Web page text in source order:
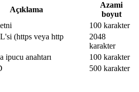
Açıklama
Azami
boyut
100 karakter
(https veya http
2048
karakter
ipucu anahtarı
100 karakter
500 karakter